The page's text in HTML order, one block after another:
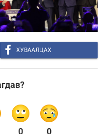
ХУВААЛЦАХ
0 0